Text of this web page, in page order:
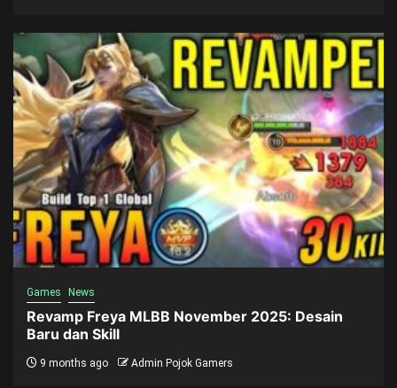
Games News
Revamp Freya MLBB November 2025: Desain
Baru dan Skill
9 months ago Admin Pojok Gamers